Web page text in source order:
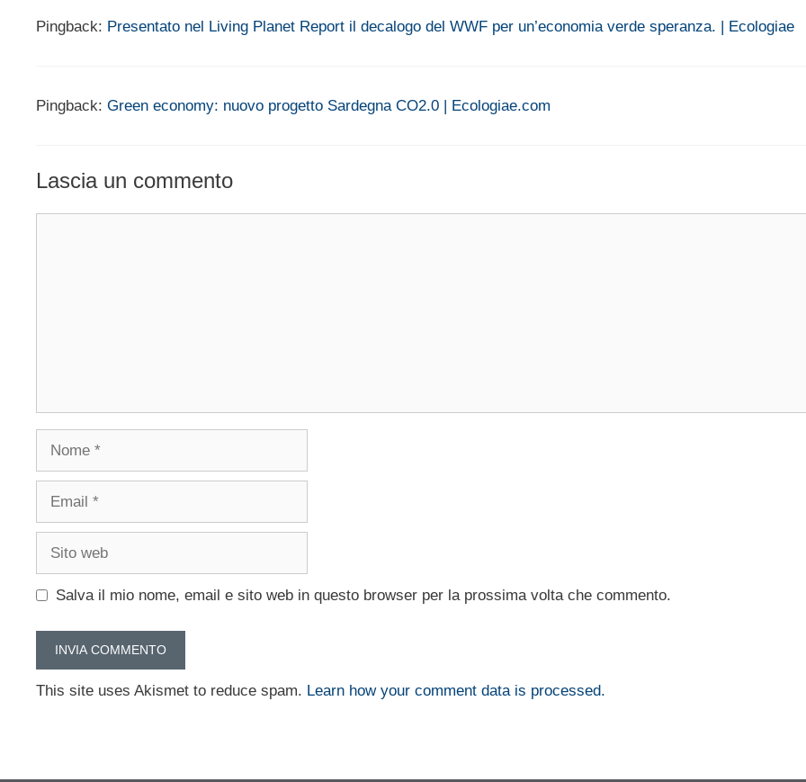
Pingback: Presentato nel Living Planet Report il decalogo del WWF per un’economia verde speranza. | Ecologiae
Pingback: Green economy: nuovo progetto Sardegna CO2.0 | Ecologiae.com
Lascia un commento
Nome
Email
Sito
Salva il mio nome, email e sito web in questo browser per la prossima volta che commento.
This site uses Akismet to reduce spam. Learn how your comment data is processed.